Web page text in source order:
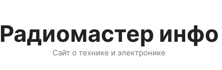
Радиомастер инфо
Сайт о технике и электронике